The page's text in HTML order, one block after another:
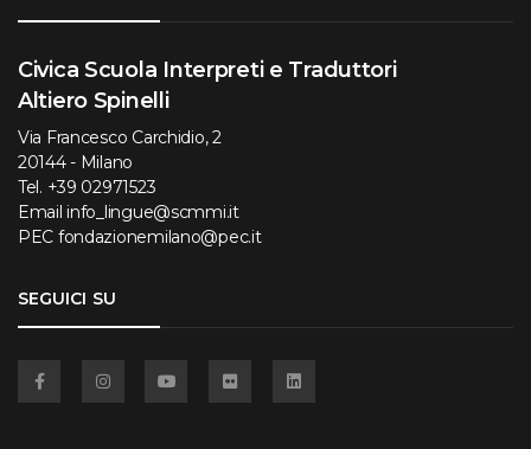
Civica Scuola Interpreti e Traduttori
Altiero Spinelli
Via Francesco Carchidio, 2
20144 - Milano
Tel. +39 02971523
Email info_lingue@scmmi.it
PEC fondazionemilano@pec.it
SEGUICI SU